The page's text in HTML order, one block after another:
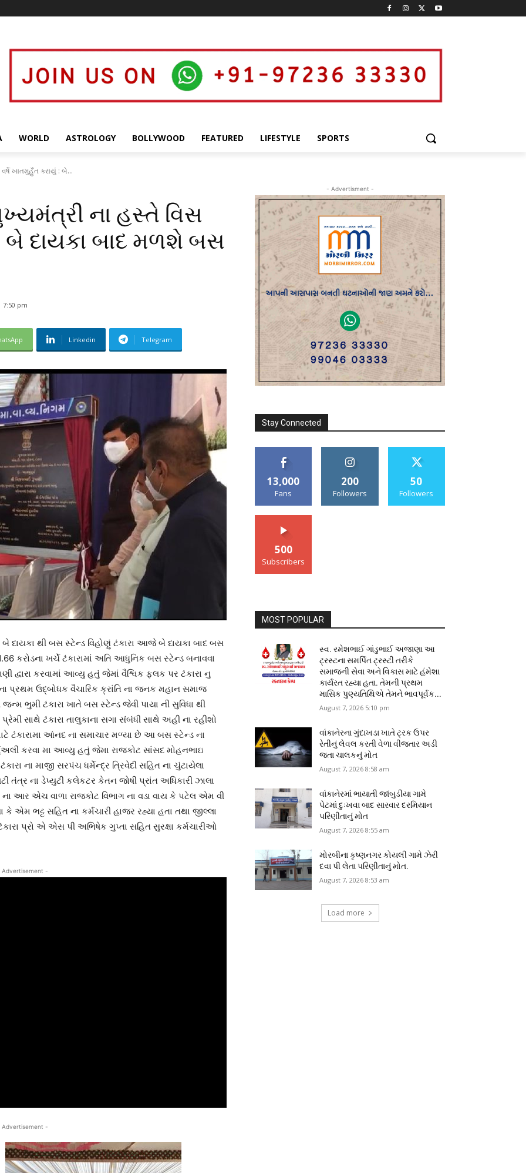
WORLD ASTROLOGY BOLLYWOOD FEATURED LIFESTYLE SPORTS
ખાતમુહુઁત કરાયું : બે...
ના હસ્તે વિસ
બે દાયકા બાદ મળશે બસ
7:50 pm
Linkedin Telegram
દાયકા થી બસ સ્ટેન્ડ વિહોણું ટંકારા આજે બે દાયકા બાદ બસ
કરોડના ખર્ચે ટંકારામાં અતિ આધુનિક બસ સ્ટેન્ડ બનાવવા
કરવામાં આવ્યુ હતું જેમાં વૈશ્વિક ફલક પર ટંકારા નુ
પ્રથમ ઉદ્બોધક વૈચારિક ક્રાંતિ ના જનક મહાન સમાજ
ભુમી ટંકારા ખાતે બસ સ્ટેન્ડ જેવી પાયા ની સુવિધા થી
સાથે ટંકારા તાલુકાના સગા સંબંધી સાથે અહી ના રહીશો
ટંકારામા આંનદ ના સમાચાર મળ્યા છે આ બસ સ્ટેન્ડ ના
કરવા મા આવ્યુ હતું જેમા રાજકોટ સાંસદ મોહનભાઇ
ના માજી સરપંચ ધર્મેન્દ્ર ત્રિવેદી સહિત ના ચુંટાયેલા
તંત્ર ના ડેપ્યુટી કલેકટર કેતન જોષી પ્રાંત અધિકારી ઝાલા
આર એચ વાળા રાજકોટ વિભાગ ના વડા વાય કે પટેલ એમ વી
એમ ભટ્ટ સહિત ના કર્મચારી હાજર રહ્યા હતા તથા જીલ્લા
પ્રો એ એસ પી અભિષેક ગુપ્તા સહિત સુરક્ષા કર્મચારીઓ
-
-
- Advertisment -
Stay Connected
13,000
Fans
200
Followers
50
Followers
500
Subscribers
MOST POPULAR
સ્વ. રમેશભાઈ ગાંડુભાઈ અજાણા આ
ટ્રસ્ટના સમર્પિત ટ્રસ્ટી તરીકે
સમાજની સેવા અને વિકાસ માટે હંમેશા
કાર્યરત રહ્યા હતા. તેમની પ્રથમ
માસિક પુણ્યતિથિએ તેમને ભાવપૂર્વક...
August 7, 2026 5:10 pm
વાંકાનેરના ગુંદાખડા ખાતે ટ્રક ઉપર
રેતીનું લેવલ કરતી વેળા વીજતાર અડી
જતા ચાલકનું મોત
August 7, 2026 8:58 am
વાંકાનેરમાં ભાયાતી જાંબુડીયા ગામે
પેટમાં દુઃખવા બાદ સારવાર દરમિયાન
પરિણીતાનું મોત
August 7, 2026 8:55 am
મોરબીના કૃષ્ણનગર કોયલી ગામે ઝેરી
દવા પી લેતા પરિણીતાનું મોત.
August 7, 2026 8:53 am
Load more